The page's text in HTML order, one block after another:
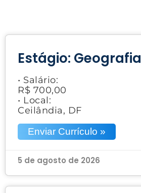
Estágio: Geografia
• Salário:
R$ 700,00
• Local:
Ceilândia, DF
Enviar Currículo »
5 de agosto de 2026